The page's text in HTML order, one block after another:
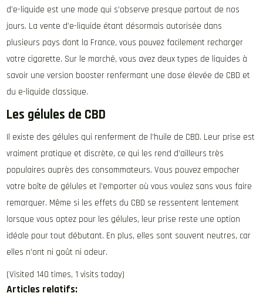
d’e-liquide est une mode qui s’observe presque partout de nos
jours. La vente d’e-liquide étant désormais autorisée dans
plusieurs pays dont la France, vous pouvez facilement recharger
votre cigarette. Sur le marché, vous avez deux types de liquides à
savoir une version booster renfermant une dose élevée de CBD et
du e-liquide classique.
Les gélules de CBD
Il existe des gélules qui renferment de l’huile de CBD. Leur prise est
vraiment pratique et discrète, ce qui les rend d’ailleurs très
populaires auprès des consommateurs. Vous pouvez empocher
votre boîte de gélules et l’emporter où vous voulez sans vous faire
remarquer. Même si les effets du CBD se ressentent lentement
lorsque vous optez pour les gélules, leur prise reste une option
idéale pour tout débutant. En plus, elles sont souvent neutres, car
elles n’ont ni goût ni odeur.
(Visited 140 times, 1 visits today)
Articles relatifs: